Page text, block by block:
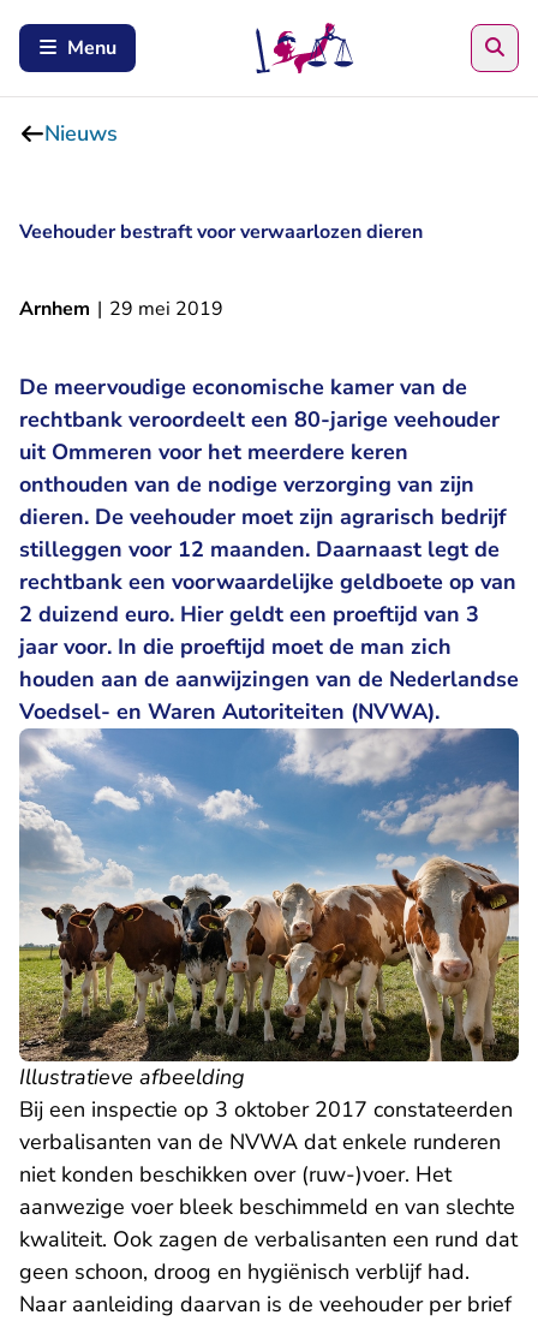
Menu
Nieuws
Veehouder bestraft voor verwaarlozen dieren
Arnhem | 29 mei 2019
De meervoudige economische kamer van de
rechtbank veroordeelt een 80-jarige veehouder
uit Ommeren voor het meerdere keren
onthouden van de nodige verzorging van zijn
dieren. De veehouder moet zijn agrarisch bedrijf
stilleggen voor 12 maanden. Daarnaast legt de
rechtbank een voorwaardelijke geldboete op van
2 duizend euro. Hier geldt een proeftijd van 3
jaar voor. In die proeftijd moet de man zich
houden aan de aanwijzingen van de Nederlandse
Voedsel- en Waren Autoriteiten (NVWA).
Illustratieve afbeelding
Bij een inspectie op 3 oktober 2017 constateerden
verbalisanten van de NVWA dat enkele runderen
niet konden beschikken over (ruw-)voer. Het
aanwezige voer bleek beschimmeld en van slechte
kwaliteit. Ook zagen de verbalisanten een rund dat
geen schoon, droog en hygiënisch verblijf had.
Naar aanleiding daarvan is de veehouder per brief